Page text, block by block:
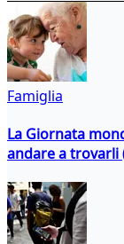
Famiglia
La Giornata
andare a trovarli